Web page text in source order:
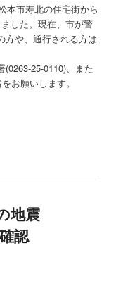
本市寿北の住宅街から
した。現在、市が警
方や、通行される方は
(0263-25-0110)、また
お願いします。
地震
認